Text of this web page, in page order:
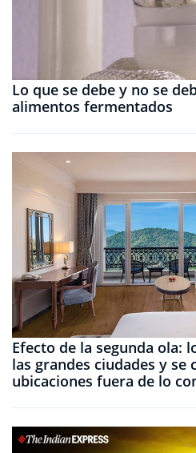
Lo que se debe y no se
alimentos fermentados
Efecto de la segunda ola:
las grandes ciudades y se
ubicaciones fuera de lo